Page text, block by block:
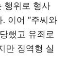
행위로 형사
이어 “주씨와
했고 유죄로
만 징역형 실